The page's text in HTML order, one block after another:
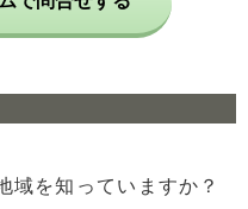
域を知っていますか？